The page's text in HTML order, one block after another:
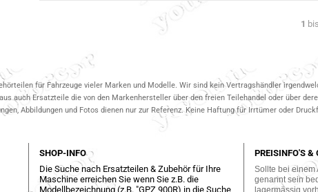
1 bis
für Fahrzeuge vieler Marken und Modelle. Wir sind kein Vertragshändler
auch Ersatzteile die von den Markenhersteller über den freien Teilehandel oder über
Abbildungen und Fotos dienen nur zur Referenz. Keine Haftung für Irrtümer oder
SHOP-INFO
Die Suche nach Ersatzteilen & Zubehör für Ihre
Maschine erreichen Sie wenn Sie z.B. die
Modellbezeichnung (z.B. "GPZ 900R) in die Suche
PREISINFO'S &
Sollte bei einem
genannt sein
lagermässig